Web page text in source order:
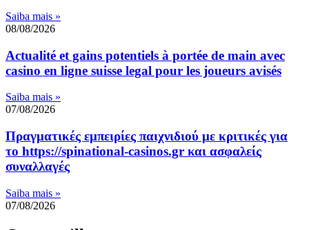
Saiba mais »
08/08/2026
Actualité et gains potentiels à portée de main avec
casino en ligne suisse legal pour les joueurs avisés
Saiba mais »
07/08/2026
Πραγματικές εμπειρίες παιχνιδιού με κριτικές για
το https://spinational-casinos.gr και ασφαλείς
συναλλαγές
Saiba mais »
07/08/2026